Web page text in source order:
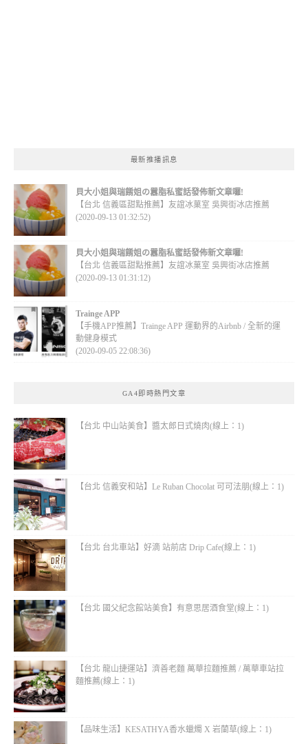
最新推播訊息
貝大小姐與瑞餚姐の囂脂私蜜話發佈新文章囉!
【台北 信義區甜點推薦】友誼冰菓室 吳興街冰店推薦
(2020-09-13 01:32:52)
貝大小姐與瑞餚姐の囂脂私蜜話發佈新文章囉!
【台北 信義區甜點推薦】友誼冰菓室 吳興街冰店推薦
(2020-09-13 01:31:12)
Trainge APP
【手機APP推薦】Trainge APP 運動界的Airbnb / 全新的運
動健身模式
(2020-09-05 22:08:36)
GA4即時熱門文章
【台北 中山站美食】醬太郎日式燒肉(線上：1)
【台北 信義安和站】Le Ruban Chocolat 可可法朋(線上：1)
【台北 台北車站】好滴 站前店 Drip Cafe(線上：1)
【台北 國父紀念館站美食】有意思居酒食堂(線上：1)
【台北 龍山捷運站】濟善老麵 萬華拉麵推薦 / 萬華車站拉
麵推薦(線上：1)
【品味生活】KESATHYA香水蠟燭 X 岩蘭草(線上：1)